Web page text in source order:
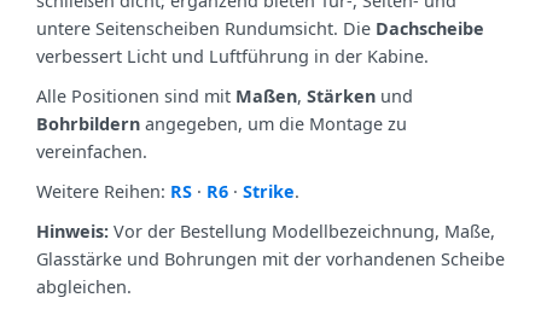
untere Seitenscheiben Rundumsicht. Die Dachscheibe
verbessert Licht und Luftführung in der Kabine.
Alle Positionen sind mit Maßen, Stärken und
Bohrbildern angegeben, um die Montage zu
vereinfachen.
Weitere Reihen: RS · R6 · Strike.
Hinweis: Vor der Bestellung Modellbezeichnung, Maße,
Glasstärke und Bohrungen mit der vorhandenen Scheibe
abgleichen.